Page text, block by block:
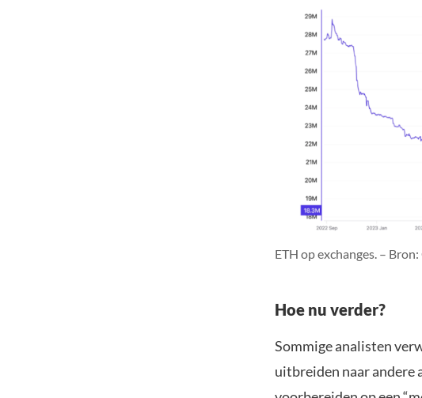
ETH op exchanges. –
Hoe nu verder?
Sommige analisten
uitbreiden naar andere